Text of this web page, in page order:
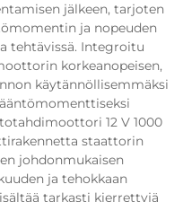
jälkeen, tarjoten
ja nopeuden
tehtävissä. Integroitu
korkeanopeisen,
käytännöllisemmäksi
12 V 1000
staattorin
johdonmukaisen
ja tehokkaan
tarkasti kierrettyjä